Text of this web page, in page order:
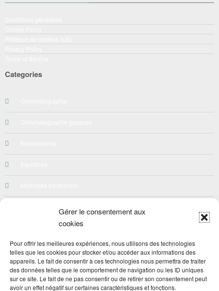
Gérer le consentement aux
cookies
Pour offrir les meilleures expériences, nous utilisons des technologies
telles que les cookies pour stocker et/ou accéder aux informations des
appareils. Le fait de consentir à ces technologies nous permettra de traiter
des données telles que le comportement de navigation ou les ID uniques
sur ce site. Le fait de ne pas consentir ou de retirer son consentement peut
avoir un effet négatif sur certaines caractéristiques et fonctions.
Categories
Préparation des solutions
Qualité
Quiz